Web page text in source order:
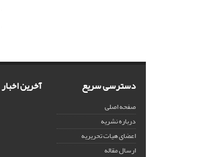
دسترسی سریع
صفحه اصلی
درباره نشریه
اعضای هیات تحریریه
ارسال مقاله
آخرین اخبار